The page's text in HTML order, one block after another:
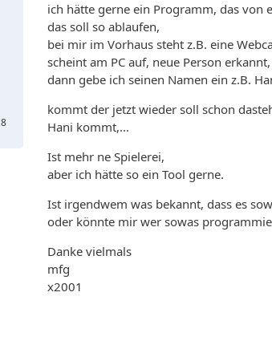
8
ich hätte gerne ein Programm, das von
das soll so ablaufen,
bei mir im Vorhaus steht z.B. eine
scheint am PC auf, neue Person
dann gebe ich seinen Namen ein z.B.
kommt der jetzt wieder soll schon
Hani kommt,...
Ist mehr ne Spielerei,
aber ich hätte so ein Tool gerne.
Ist irgendwem was bekannt, dass es
oder könnte mir wer sowas
Danke vielmals
mfg
x2001